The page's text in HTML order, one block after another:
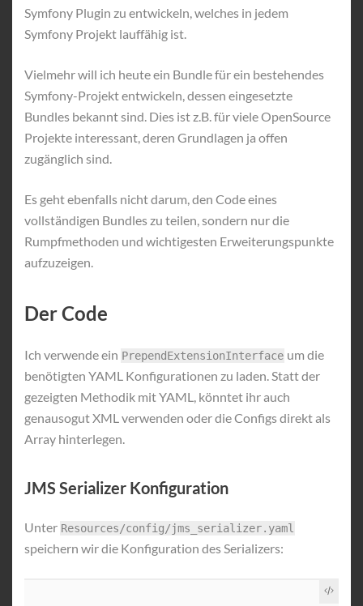
Symfony Plugin zu entwickeln, welches in jedem
Symfony Projekt lauffähig ist.
Vielmehr will ich heute ein Bundle für ein bestehendes
Symfony-Projekt entwickeln, dessen eingesetzte
Bundles bekannt sind. Dies ist z.B. für viele OpenSource
Projekte interessant, deren Grundlagen ja offen
zugänglich sind.
Es geht ebenfalls nicht darum, den Code eines
vollständigen Bundles zu teilen, sondern nur die
Rumpfmethoden und wichtigesten Erweiterungspunkte
aufzuzeigen.
Der Code
Ich verwende ein PrependExtensionInterface um die
benötigten YAML Konfigurationen zu laden. Statt der
gezeigten Methodik mit YAML, könntet ihr auch
genausogut XML verwenden oder die Configs direkt als
Array hinterlegen.
JMS Serializer Konfiguration
Unter Resources/config/jms_serializer.yaml
speichern wir die Konfiguration des Serializers: